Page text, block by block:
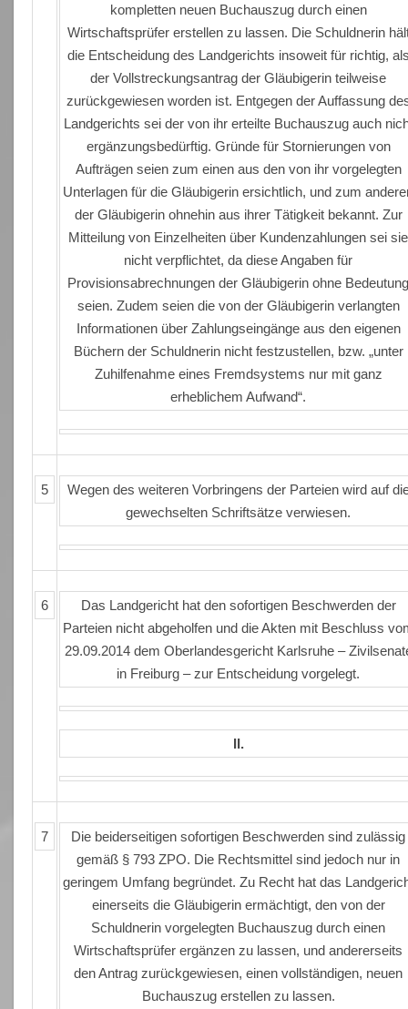
kompletten neuen Buchauszug durch einen
Wirtschaftsprüfer erstellen zu lassen. Die Schuldnerin
die Entscheidung des Landgerichts insoweit für richtig,
der Vollstreckungsantrag der Gläubigerin teilweise
zurückgewiesen worden ist. Entgegen der Auffassung
Landgerichts sei der von ihr erteilte Buchauszug auch
ergänzungsbedürftig. Gründe für Stornierungen von
Aufträgen seien zum einen aus den von ihr vorgelegten
Unterlagen für die Gläubigerin ersichtlich, und zum
der Gläubigerin ohnehin aus ihrer Tätigkeit bekannt. Zur
Mitteilung von Einzelheiten über Kundenzahlungen sei sie
nicht verpflichtet, da diese Angaben für
Provisionsabrechnungen der Gläubigerin ohne
seien. Zudem seien die von der Gläubigerin verlangten
Informationen über Zahlungseingänge aus den eigenen
Büchern der Schuldnerin nicht festzustellen, bzw. „unter
Zuhilfenahme eines Fremdsystems nur mit ganz
erheblichem Aufwand“.
5
Wegen des weiteren Vorbringens der Parteien wird auf
gewechselten Schriftsätze verwiesen.
6
Das Landgericht hat den sofortigen Beschwerden der
Parteien nicht abgeholfen und die Akten mit Beschluss
29.09.2014 dem Oberlandesgericht Karlsruhe –
in Freiburg – zur Entscheidung vorgelegt.
II.
7
Die beiderseitigen sofortigen Beschwerden sind zulässig
gemäß § 793 ZPO. Die Rechtsmittel sind jedoch nur in
geringem Umfang begründet. Zu Recht hat das
einerseits die Gläubigerin ermächtigt, den von der
Schuldnerin vorgelegten Buchauszug durch einen
Wirtschaftsprüfer ergänzen zu lassen, und andererseits
den Antrag zurückgewiesen, einen vollständigen, neuen
Buchauszug erstellen zu lassen.